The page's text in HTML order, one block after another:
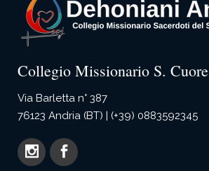
Collegio Missionario S. Cuore
Via Barletta n° 387
76123 Andria (BT) | (+39) 0883592345